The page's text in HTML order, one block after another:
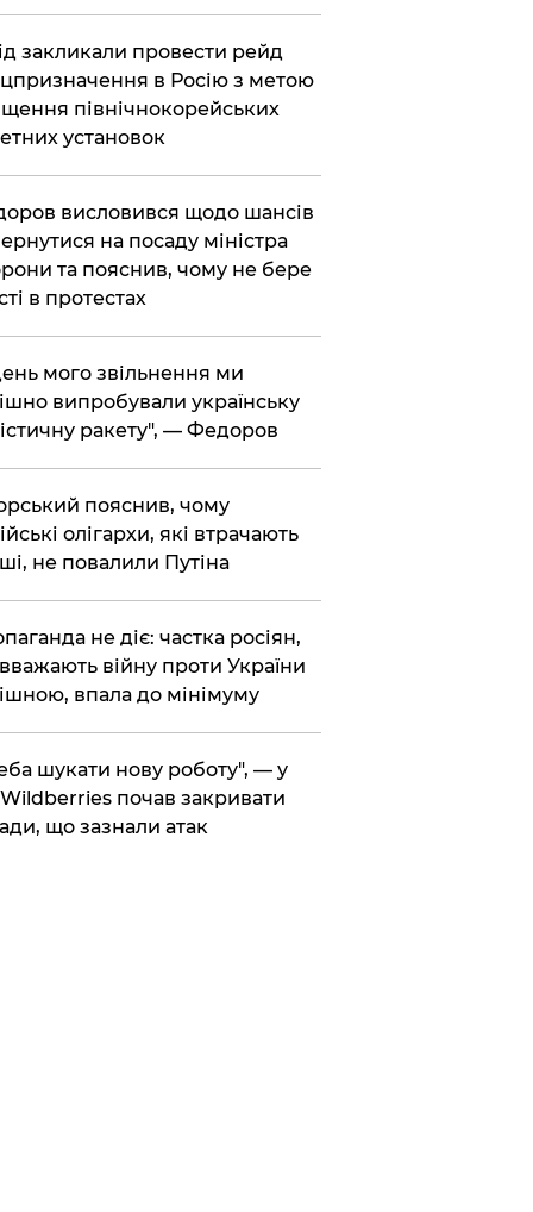
закликали провести рейд
в Росію з метою
північнокорейських
установок
висловився щодо шансів
на посаду міністра
та пояснив, чому не бере
в протестах
мого звільнення ми
випробували українську
ракету", — Федоров
пояснив, чому
олігархи, які втрачають
не повалили Путіна
не діє: частка росіян,
війну проти України
впала до мінімуму
шукати нову роботу", — у
почав закривати
що зазнали атак